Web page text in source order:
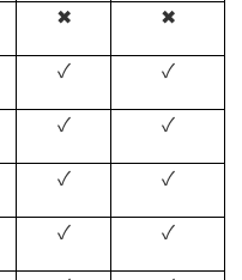
✖
✖
✓
✓
✓
✓
✓
✓
✓
✓